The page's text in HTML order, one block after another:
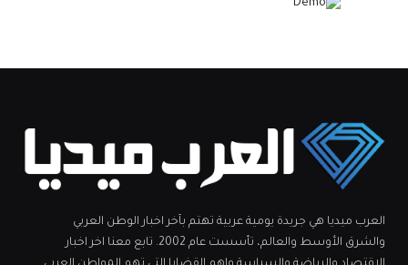
العرب ميديا هي جريدة يومية عربية تهتم بآخر اخبار الوطن العربي
والشرق الأوسط والعالم، تأسست عام 2002. تابع معنا اخر اخبار